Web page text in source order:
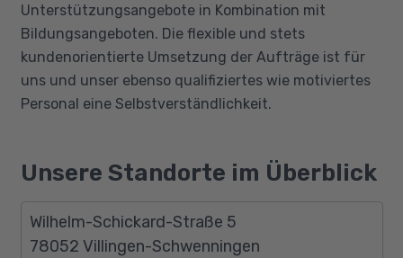
Unterstützungsangebote in Kombination mit
Bildungsangeboten. Die flexible und stets
kundenorientierte Umsetzung der Aufträge ist für
uns und unser ebenso qualifiziertes wie motiviertes
Personal eine Selbstverständlichkeit.
Unsere Standorte im Überblick
Wilhelm-Schickard-Straße 5
78052 Villingen-Schwenningen